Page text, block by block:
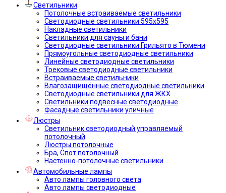
Светильники
Потолочные встраиваемые светильники
Светодиодные светильники 595х595
Накладные светильники
Светильники для сауны и бани
Светодиодные светильники Грильято в Тюмени
Прямоугольные светодиодные светильники
Линейные светодиодные светильники
Трековые светодиодные светильники
Встраиваемые светильники
Влагозащищённые светодиодные светильники
Светодиодные светильники для ЖКХ
Светильники подвесные светодиодные
Фасадные светильники уличные
Люстры
Светильник светодиодный управляемый
потолочный
Люстры потолочные
Бра, Спот потолочный
Настенно-потолочные светильники
Автомобильные лампы
Авто лампы головного света
Авто лампы светодиодные